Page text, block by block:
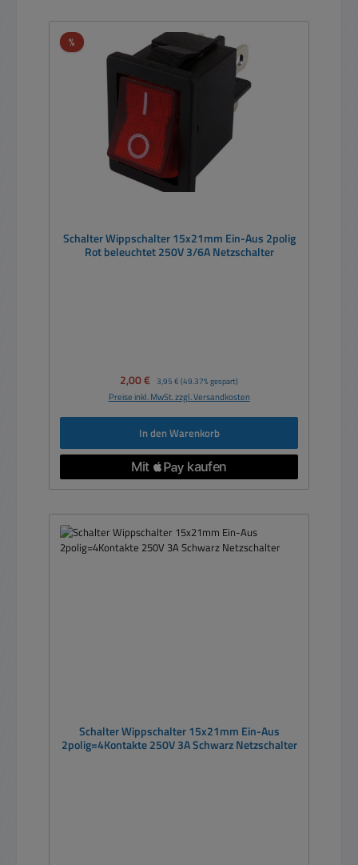
%Rabatt
Schalter Wippschalter 15x21mm Ein-Aus 2polig
Rot beleuchtet 250V 3/6A Netzschalter
Verkaufspreis:
2,00 € Regulärer Preis:
3,95 € (49.37% gespart)
Preise inkl. MwSt. zzgl. Versandkosten
In den Warenkorb
Schalter Wippschalter 15x21mm Ein-Aus
2polig=4Kontakte 250V 3A Schwarz Netzschalter